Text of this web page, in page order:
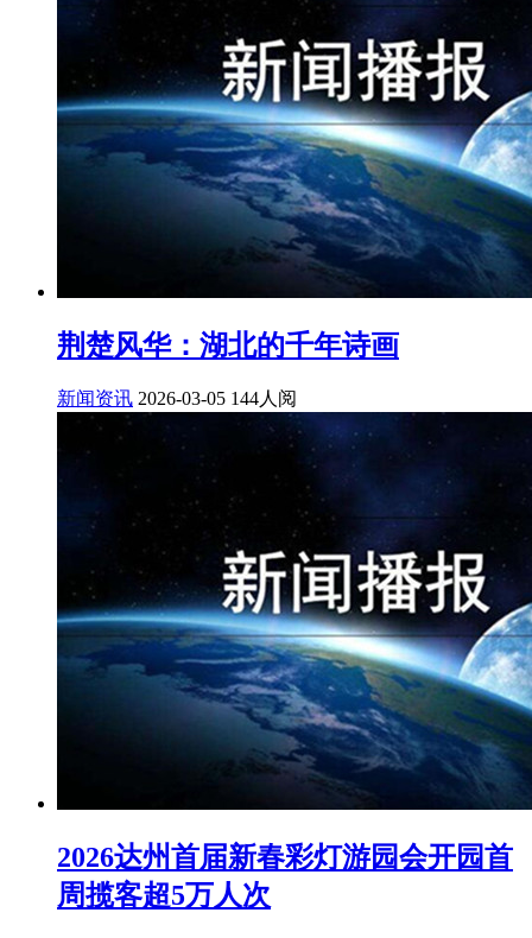
荆楚风华：湖北的千年诗画
新闻资讯 2026-03-05 144人阅
2026达州首届新春彩灯游园会开园首
周揽客超5万人次